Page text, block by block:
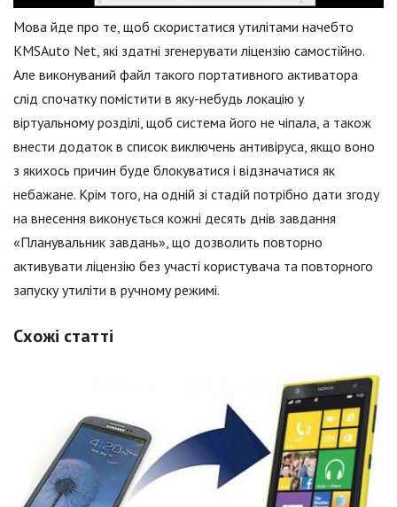
Мова йде про те, щоб скористатися утилітами начебто
KMSAuto Net, які здатні згенерувати ліцензію самостійно.
Але виконуваний файл такого портативного активатора
слід спочатку помістити в яку-небудь локацію у
віртуальному розділі, щоб система його не чіпала, а також
внести додаток в список виключень антивіруса, якщо воно
з якихось причин буде блокуватися і відзначатися як
небажане. Крім того, на одній зі стадій потрібно дати згоду
на внесення виконується кожні десять днів завдання
«Планувальник завдань», що дозволить повторно
активувати ліцензію без участі користувача та повторного
запуску утиліти в ручному режимі.
Схожі статті